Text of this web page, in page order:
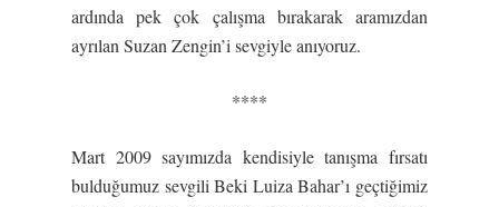
ardında pek çok çalışma bırakarak aramızdan
ayrılan Suzan Zengin’i sevgiyle anıyoruz.
****
Mart 2009 sayımızda kendisiyle tanışma fırsatı
bulduğumuz sevgili Beki Luiza Bahar’ı geçtiğimiz